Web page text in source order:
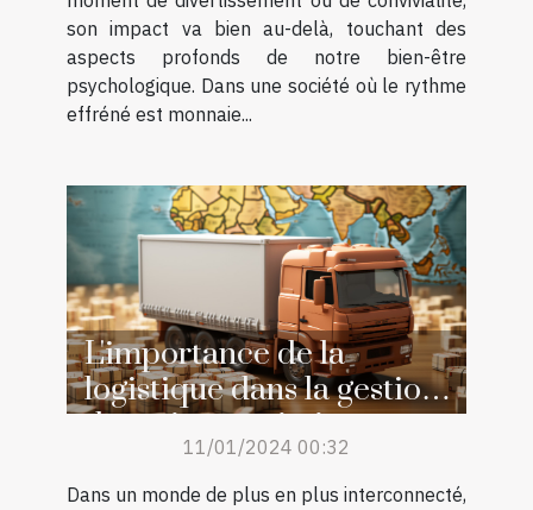
son impact va bien au-delà, touchant des
aspects profonds de notre bien-être
psychologique. Dans une société où le rythme
effréné est monnaie...
L'importance de la
logistique dans la gestion
des crises sanitaires
11/01/2024 00:32
Dans un monde de plus en plus interconnecté,